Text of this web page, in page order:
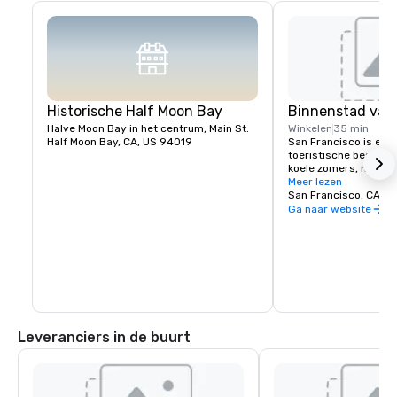
Historische Half Moon Bay
Halve Moon Bay in het centrum, Main St.
Half Moon Bay, CA, US 94019
Binnenstad
Winkelen 35 min
San Francisco is een
toeristische
koele zomers, mist,
heuvels, eclectische
architectuur, en
waaronder de
Meer lezen
San Francisco, CA,
Ga naar website
Leveranciers in de buurt